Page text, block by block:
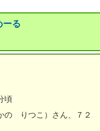
ーる
頃
の りつこ）さん、７２